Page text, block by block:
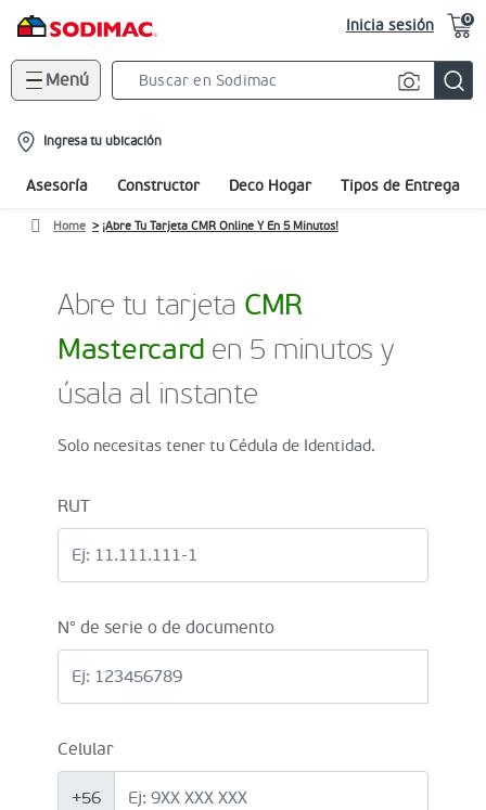
Inicia sesión 0
Menú
location-
icon
Ingresa tu ubicación
Asesoría Constructor Deco Hogar Tipos de Entrega
Home ¡Abre Tu Tarjeta CMR Online Y En 5 Minutos!
Abre tu tarjeta CMR
Mastercard en 5 minutos y
úsala al instante
Solo necesitas tener tu Cédula de Identidad.
RUT
N° de serie o de documento
Celular
+56